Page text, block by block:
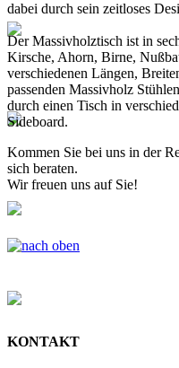
dabei durch sein zeitloses
Der Massivholztisch ist in
Kirsche, Ahorn, Birne,
verschiedenen Längen,
passenden Massivholz
durch einen Tisch in
Sideboard.
Kommen Sie bei uns in der
sich beraten.
Wir freuen uns auf Sie!
KONTAKT